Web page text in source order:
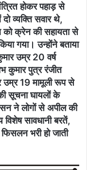
होकर पहाड़ से
व्यक्ति सवार थे,
को क्रेन की सहायता से
गया। उन्होंने बताया
उम्र 20 वर्ष
कुमार पुत्र रंजीत
उम्र 19 मामूली रूप से
सूचना घायलों के
ने लोगों से अपील की
सावधानी बरतें,
भरी हो जाती